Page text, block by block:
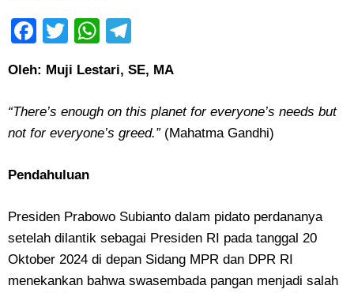
Facebook
TwitterWhatsApp
Oleh: Muji Lestari, SE, MA
“There’s enough on this planet for everyone’s needs but
not for everyone’s greed.”(Mahatma Gandhi)
Pendahuluan
Presiden Prabowo Subianto dalam pidato perdananya
setelah dilantik sebagai Presiden RI pada tanggal 20
Oktober 2024 di depan Sidang MPR dan DPR RI
menekankan bahwa swasembada pangan menjadi salah